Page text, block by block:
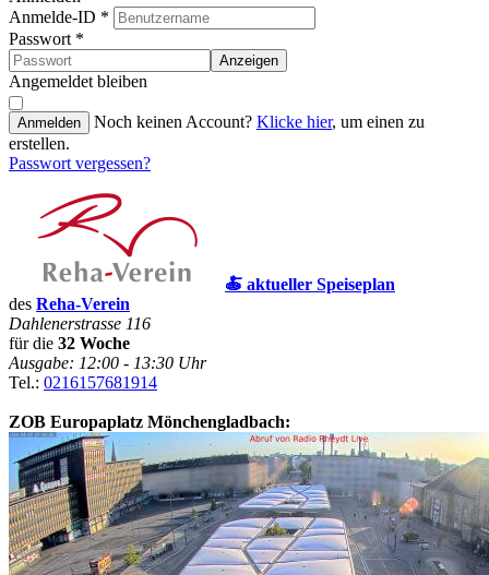
Anmelde-ID *
Passwort *
Anzeigen
Angemeldet bleiben
Anmelden Noch keinen Account? Klicke hier, um einen zu
erstellen.
Passwort vergessen?
🍝 aktueller Speiseplan
des Reha-Verein
Dahlenerstrasse 116
für die 32 Woche
Ausgabe: 12:00 - 13:30 Uhr
Tel.: 0216157681914
ZOB Europaplatz Mönchengladbach: